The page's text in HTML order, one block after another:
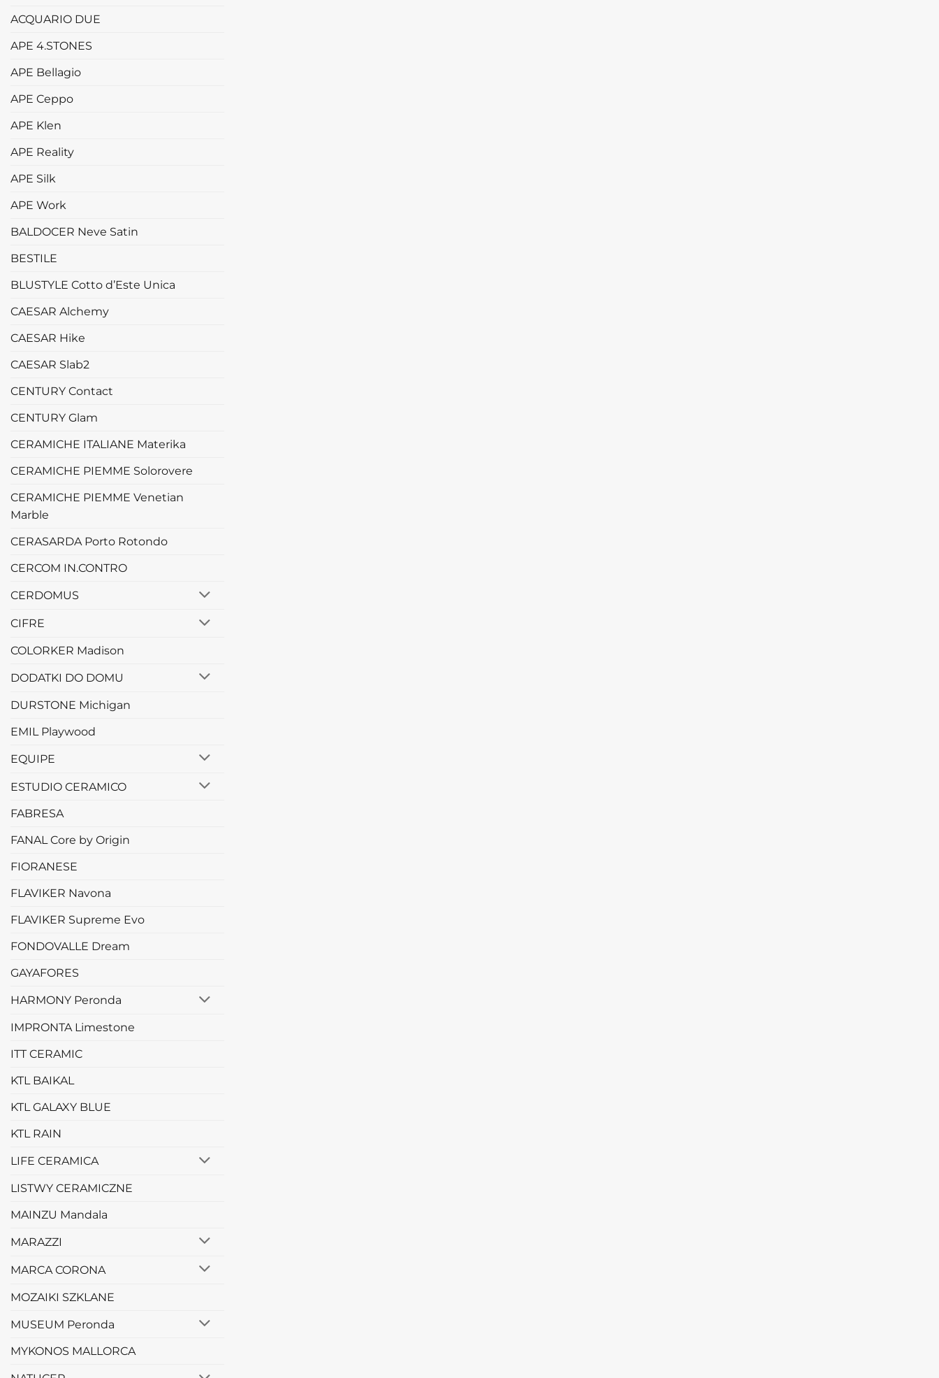
ACQUARIO DUE
APE 4.STONES
APE Bellagio
APE Ceppo
APE Klen
APE Reality
APE Silk
APE Work
BALDOCER Neve Satin
BESTILE
BLUSTYLE Cotto d’Este Unica
CAESAR Alchemy
CAESAR Hike
CAESAR Slab2
CENTURY Contact
CENTURY Glam
CERAMICHE ITALIANE Materika
CERAMICHE PIEMME Solorovere
CERAMICHE PIEMME Venetian
Marble
CERASARDA Porto Rotondo
CERCOM IN.CONTRO
CERDOMUS
CIFRE
COLORKER Madison
DODATKI DO DOMU
DURSTONE Michigan
EMIL Playwood
EQUIPE
ESTUDIO CERAMICO
FABRESA
FANAL Core by Origin
FIORANESE
FLAVIKER Navona
FLAVIKER Supreme Evo
FONDOVALLE Dream
GAYAFORES
HARMONY Peronda
IMPRONTA Limestone
ITT CERAMIC
KTL BAIKAL
KTL GALAXY BLUE
KTL RAIN
LIFE CERAMICA
LISTWY CERAMICZNE
MAINZU Mandala
MARAZZI
MARCA CORONA
MOZAIKI SZKLANE
MUSEUM Peronda
MYKONOS MALLORCA